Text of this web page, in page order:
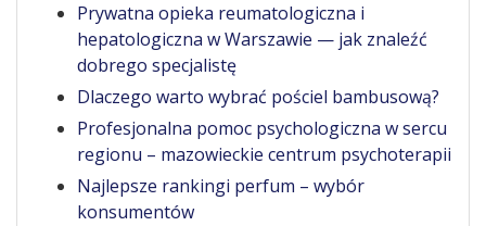
Prywatna opieka reumatologiczna i
hepatologiczna w Warszawie — jak znaleźć
dobrego specjalistę
Dlaczego warto wybrać pościel bambusową?
Profesjonalna pomoc psychologiczna w sercu
regionu – mazowieckie centrum psychoterapii
Najlepsze rankingi perfum – wybór
konsumentów